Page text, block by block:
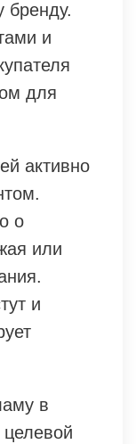
бренду.
и
для
активно
о
или
и
в